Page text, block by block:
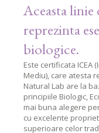
Aceasta linie
reprezinta
biologice.
Este certificata ICEA
Mediu), care atesta
Natural Lab are la
principiile Biologic,
mai buna alegere
cu excelente
superioare celor